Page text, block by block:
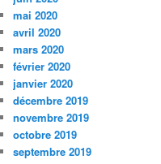
mai 2020
avril 2020
mars 2020
février 2020
janvier 2020
décembre 2019
novembre 2019
octobre 2019
septembre 2019